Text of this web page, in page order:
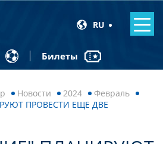
RU
Билеты
Новости 2024
Февраль
ПРОВЕСТИ ЕЩЕ ДВЕ